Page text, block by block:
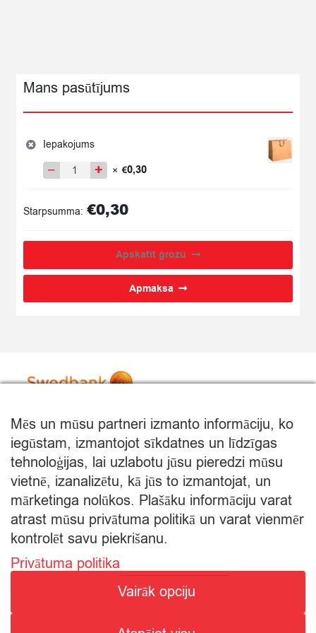
Mans pasūtījums
Iepakojums
−
Iepakojums+ × €0,30
Starpsumma: €0,30
Apskatīt grozu
Apmaksa
SPECIĀLĀ ATĻAUJA ALKOHOLISKO DZĒRIENU
Mēs un mūsu partneri izmanto informāciju, ko
iegūstam, izmantojot sīkdatnes un līdzīgas
tehnoloģijas, lai uzlabotu jūsu pieredzi mūsu
vietnē, izanalizētu, kā jūs to izmantojat, un
mārketinga nolūkos. Plašāku informāciju varat
atrast mūsu privātuma politikā un varat vienmēr
kontrolēt savu piekrišanu.
Privātuma politika
Vairāk opciju